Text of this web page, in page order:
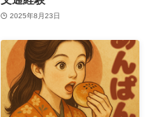
2025年8月23日